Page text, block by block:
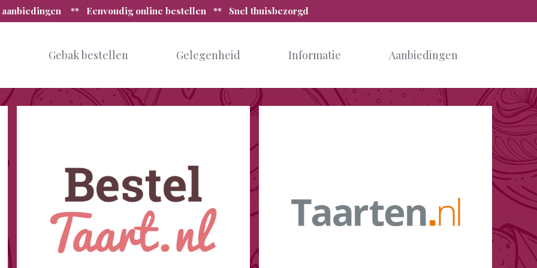
aanbiedingen ** Eenvoudig online bestellen ** Snel thuisbezorgd
Gebak bestellen Gelegenheid Informatie Aanbiedingen